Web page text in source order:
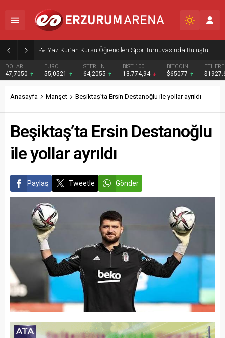
Yaz Kur’an Kursu Öğrencileri Spor Turnuvasında Buluştu
DOLAR
47,7050
EURO
55,0521
STERLİN
64,2055
BIST 100
13.774,94
BITCOIN
$65077
Anasayfa Manşet Beşiktaş’ta Ersin Destanoğlu ile yollar ayrıldı
Beşiktaş’ta Ersin Destanoğlu
ile yollar ayrıldı
Paylaş Tweetle Gönder